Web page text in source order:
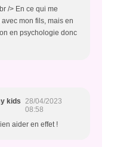
/> En ce qui me
mon fils, mais en
en psychologie donc
kids 28/04/2023
08:58
aider en effet !